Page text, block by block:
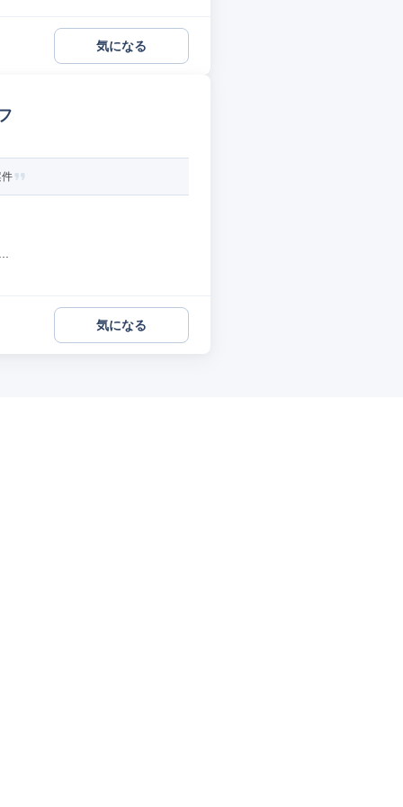
気になる
気になる